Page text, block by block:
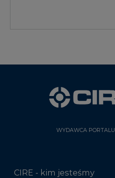
WYDAWCA PORTALU
CIRE - kim jesteśmy